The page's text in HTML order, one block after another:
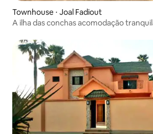
Townhouse ⋅ Joal Fadiout
A ilha das conchas acomodação